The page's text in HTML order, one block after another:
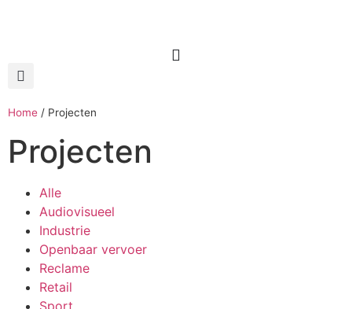
Home / Projecten
Projecten
Alle
Audiovisueel
Industrie
Openbaar vervoer
Reclame
Retail
Sport